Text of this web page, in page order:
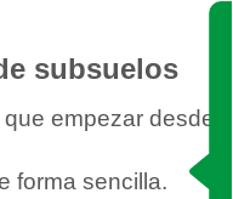
subsuelos
empezar desde
forma sencilla.